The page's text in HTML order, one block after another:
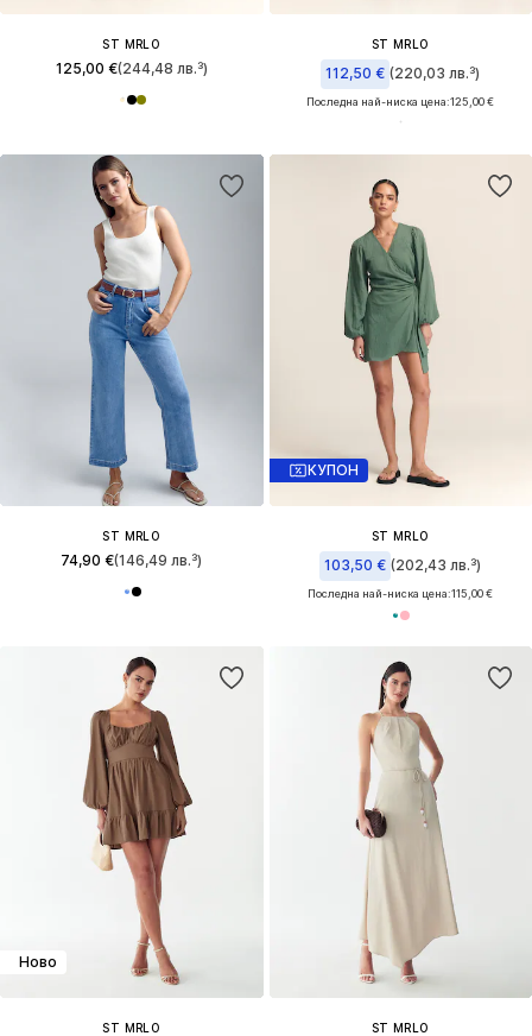
ST MRLO
125,00 €(244,48 лв.³)
ST MRLO
112,50 € (220,03 лв.³)
Последна най-ниска цена:125,00 €
ST MRLO
74,90 €(146,49 лв.³)
КУПОН
ST MRLO
103,50 € (202,43 лв.³)
Последна най-ниска цена:115,00 €
Ново
ST MRLO ST MRLO